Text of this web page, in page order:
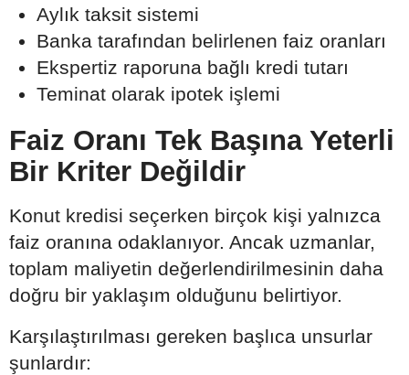
Aylık taksit sistemi
Banka tarafından belirlenen faiz oranları
Ekspertiz raporuna bağlı kredi tutarı
Teminat olarak ipotek işlemi
Faiz Oranı Tek Başına Yeterli
Bir Kriter Değildir
Konut kredisi seçerken birçok kişi yalnızca
faiz oranına odaklanıyor. Ancak uzmanlar,
toplam maliyetin değerlendirilmesinin daha
doğru bir yaklaşım olduğunu belirtiyor.
Karşılaştırılması gereken başlıca unsurlar
şunlardır: